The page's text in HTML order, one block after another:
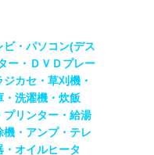
・パソコン(デス
ー・ ＤＶＤプレー
カセ・草刈機・
・洗濯機・炊飯
プリンター・給湯
・アンプ・テレ
・オイルヒータ